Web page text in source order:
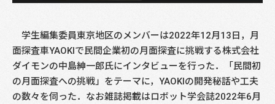
学生編集委員東京地区のメンバーは2022年12月13日，月
面探査車YAOKIで民間企業初の月面探査に挑戦する株式会社
ダイモンの中島紳一郎氏にインタビューを行った．「民間初
の月面探査への挑戦」をテーマに，YAOKIの開発秘話や工夫
の数々を伺った．なお雑誌掲載はロボット学会誌2022年6月